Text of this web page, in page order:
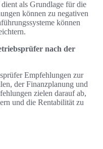
als Grundlage für die
können zu negativen
können
nach der
Empfehlungen zur
der Finanzplanung und
zielen darauf ab,
und die Rentabilität zu